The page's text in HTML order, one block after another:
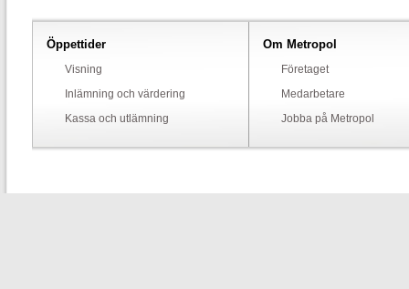
Öppettider
Visning
Inlämning och värdering
Kassa och utlämning
Om Metropol
Företaget
Medarbetare
Jobba på Metropol